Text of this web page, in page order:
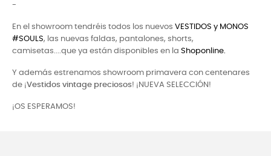
-
En el showroom tendréis todos los nuevos VESTIDOS y MONOS
#SOULS, las nuevas faldas, pantalones, shorts,
camisetas....que ya están disponibles en la Shoponline.
Y además estrenamos showroom primavera con centenares
de ¡Vestidos vintage preciosos! ¡NUEVA SELECCIÓN!
¡OS ESPERAMOS!